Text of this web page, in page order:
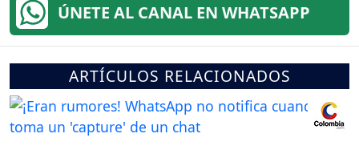
ÚNETE AL CANAL EN WHATSAPP
ARTÍCULOS RELACIONADOS